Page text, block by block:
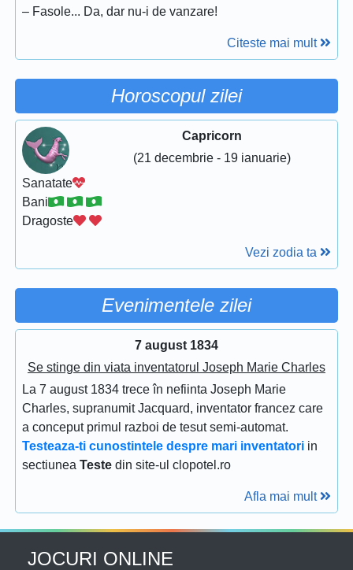
– Fasole... Da, dar nu-i de vanzare!
Citeste mai mult
Horoscopul zilei
Capricorn
(21 decembrie - 19 ianuarie)
Sanatate
Bani
Dragoste
Vezi zodia ta
Evenimentele zilei
7 august 1834
Se stinge din viata inventatorul Joseph Marie Charles
La 7 august 1834 trece în nefiinta Joseph Marie
Charles, supranumit Jacquard, inventator francez care
a conceput primul razboi de tesut semi-automat.
Testeaza-ti cunostintele despre mari inventatori in
sectiunea Teste din site-ul clopotel.ro
Afla mai mult
JOCURI ONLINE